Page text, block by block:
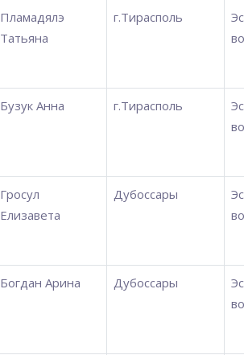
Пламадялэ
Татьяна
г.Тирасполь
Бузук Анна г.Тирасполь
Гросул
Елизавета
Дубоссары
Богдан Арина Дубоссары